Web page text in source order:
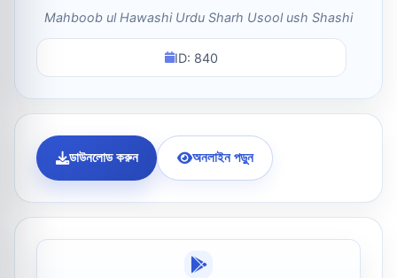
Mahboob ul Hawashi Urdu Sharh Usool ush Shashi
ID: 840
ডাউনলোড করুন অনলাইন পড়ুন